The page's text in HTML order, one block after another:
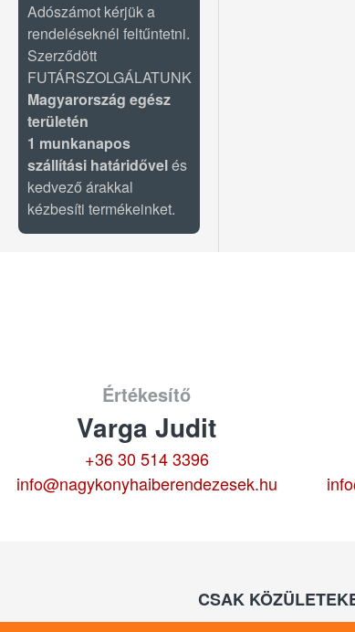
Adószámot kérjük a
rendeléseknél feltűntetni.
Szerződött
FUTÁRSZOLGÁLATUNK
Magyarország egész
területén
1 munkanapos
szállítási határidővelés
kedvező árakkal
kézbesíti termékeinket.
Értékesítő
Varga Judit
+36 30 514 3396
info@nagykonyhaiberendezesek.hu
CSAK